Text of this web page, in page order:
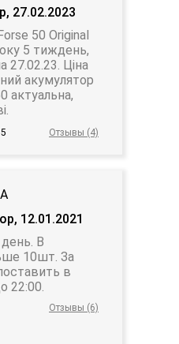
27.02.2023
50 Original
5 тиждень,
27.02.23. Ціна
акумулятор
актуальна,
Отзывы (4)
12.01.2021
В
10шт. За
в
22:00.
Отзывы (6)